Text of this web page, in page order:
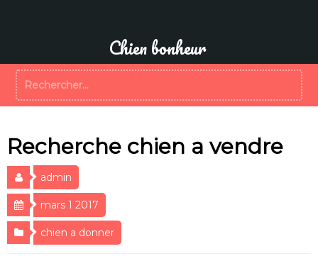
Chien bonheur
Recherche chien a vendre
admin
mars 1 2017
chien a donner
Rechercher :